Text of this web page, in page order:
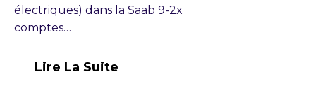
électriques) dans la Saab 9-2x
comptes…
Lire La Suite